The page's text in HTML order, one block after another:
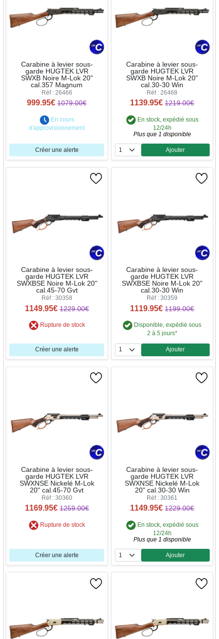
Carabine à levier sous-
garde HUGTEK LVR
SWXB Noire M-Lok 20"
cal.357 Magnum
Réf : 26466
999.95€ 1079.00€
En cours
d'approvisionnement
Créer une alerte
Carabine à levier sous-
garde HUGTEK LVR
SWXB Noire M-Lok 20"
cal.30-30 Win
Réf : 26468
1139.95€ 1219.00€
En stock, expédié sous
12/24h
Plus que 1 disponible
Quantité
Ajouter
Carabine à levier sous-
garde HUGTEK LVR
SWXBSE Noire M-Lok 20"
cal.45-70 Gvt
Réf : 30358
1149.95€ 1229.00€
Rupture de stock
Créer une alerte
Carabine à levier sous-
garde HUGTEK LVR
SWXBSE Noire M-Lok 20"
cal.30-30 Win
Réf : 30359
1119.95€ 1199.00€
Disponible, expédié sous
2 à 5 jours*
Quantité
Ajouter
Carabine à levier sous-
garde HUGTEK LVR
SWXNSE Nickelé M-Lok
20" cal.45-70 Gvt
Réf : 30360
1169.95€ 1259.00€
Rupture de stock
Créer une alerte
Carabine à levier sous-
garde HUGTEK LVR
SWXNSE Nickelé M-Lok
20" cal.30-30 Win
Réf : 30361
1149.95€ 1229.00€
En stock, expédié sous
12/24h
Plus que 1 disponible
Quantité
Ajouter